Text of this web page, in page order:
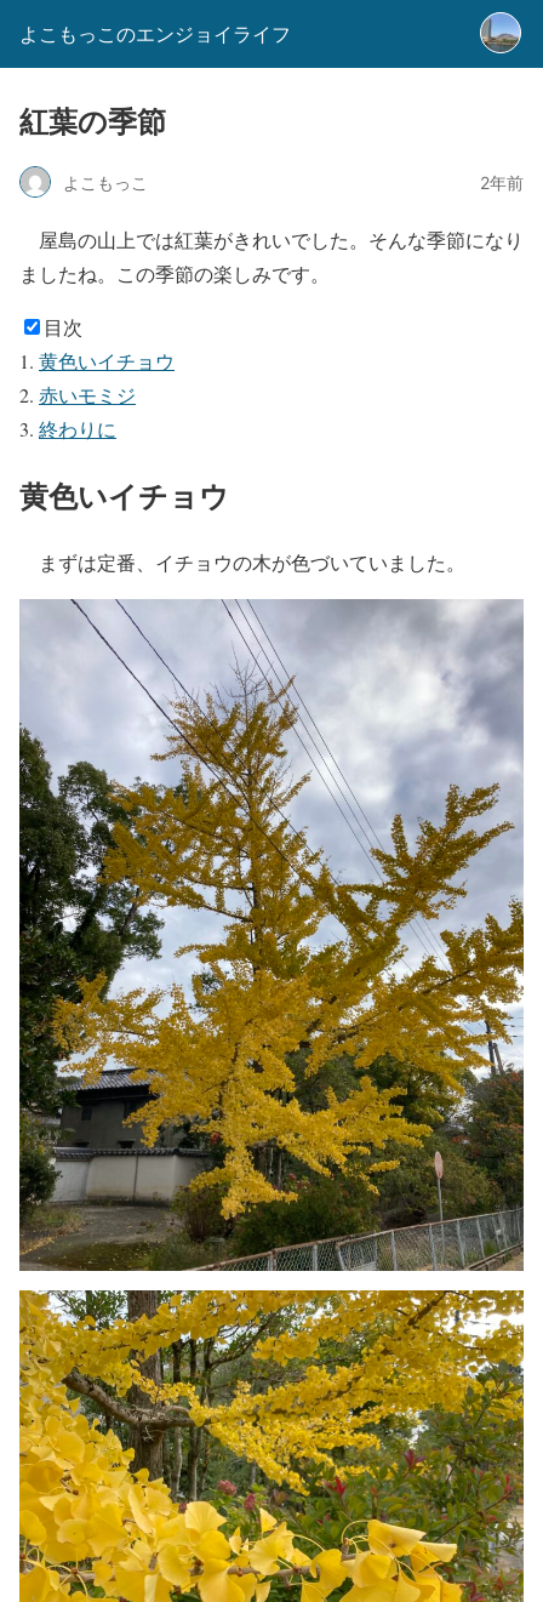
よこもっこのエンジョイライフ
紅葉の季節
よこもっこ 2年前
屋島の山上では紅葉がきれいでした。そんな季節になり
ましたね。この季節の楽しみです。
目次
黄色いイチョウ
赤いモミジ
終わりに
黄色いイチョウ
まずは定番、イチョウの木が色づいていました。